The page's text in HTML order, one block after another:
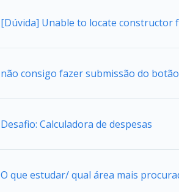
[Dúvida] Unable to locate constructor
não consigo fazer submissão do
Desafio: Calculadora de despesas
O que estudar/ qual área mais